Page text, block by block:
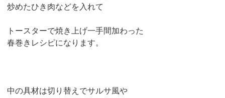
炒めたひき肉などを入れて
トースターで焼き上げ一手間加わった
春巻きレシピになります。
中の具材は切り替えでサルサ風や